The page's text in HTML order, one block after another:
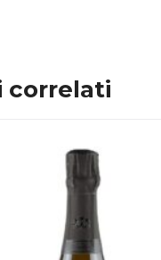
correlati